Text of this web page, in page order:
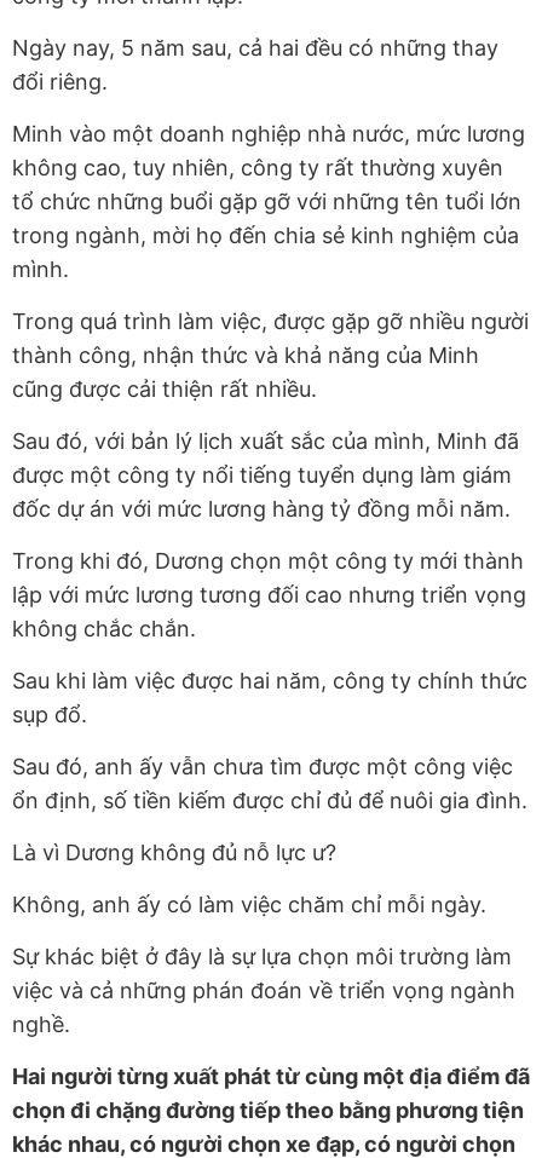
Ngày nay, 5 năm sau, cả hai đều có những thay
đổi riêng.
Minh vào một doanh nghiệp nhà nước, mức lương
không cao, tuy nhiên, công ty rất thường xuyên
tổ chức những buổi gặp gỡ với những tên tuổi lớn
trong ngành, mời họ đến chia sẻ kinh nghiệm của
mình.
Trong quá trình làm việc, được gặp gỡ nhiều người
thành công, nhận thức và khả năng của Minh
cũng được cải thiện rất nhiều.
Sau đó, với bản lý lịch xuất sắc của mình, Minh đã
được một công ty nổi tiếng tuyển dụng làm giám
đốc dự án với mức lương hàng tỷ đồng mỗi năm.
Trong khi đó, Dương chọn một công ty mới thành
lập với mức lương tương đối cao nhưng triển vọng
không chắc chắn.
Sau khi làm việc được hai năm, công ty chính thức
sụp đổ.
Sau đó, anh ấy vẫn chưa tìm được một công việc
ổn định, số tiền kiếm được chỉ đủ để nuôi gia đình.
Là vì Dương không đủ nỗ lực ư?
Không, anh ấy có làm việc chăm chỉ mỗi ngày.
Sự khác biệt ở đây là sự lựa chọn môi trường làm
việc và cả những phán đoán về triển vọng ngành
nghề.
Hai người từng xuất phát từ cùng một địa điểm đã
chọn đi chặng đường tiếp theo bằng phương tiện
khác nhau, có người chọn xe đạp, có người chọn